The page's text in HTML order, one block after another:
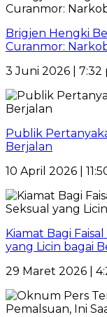
Brigjen Hengki
Curanmor:
3 Juni 2026 | 7:32
Publik
Berjalan
10 April 2026 |
Kiamat Bagi
yang Licin bagai
29 Maret 2026 |